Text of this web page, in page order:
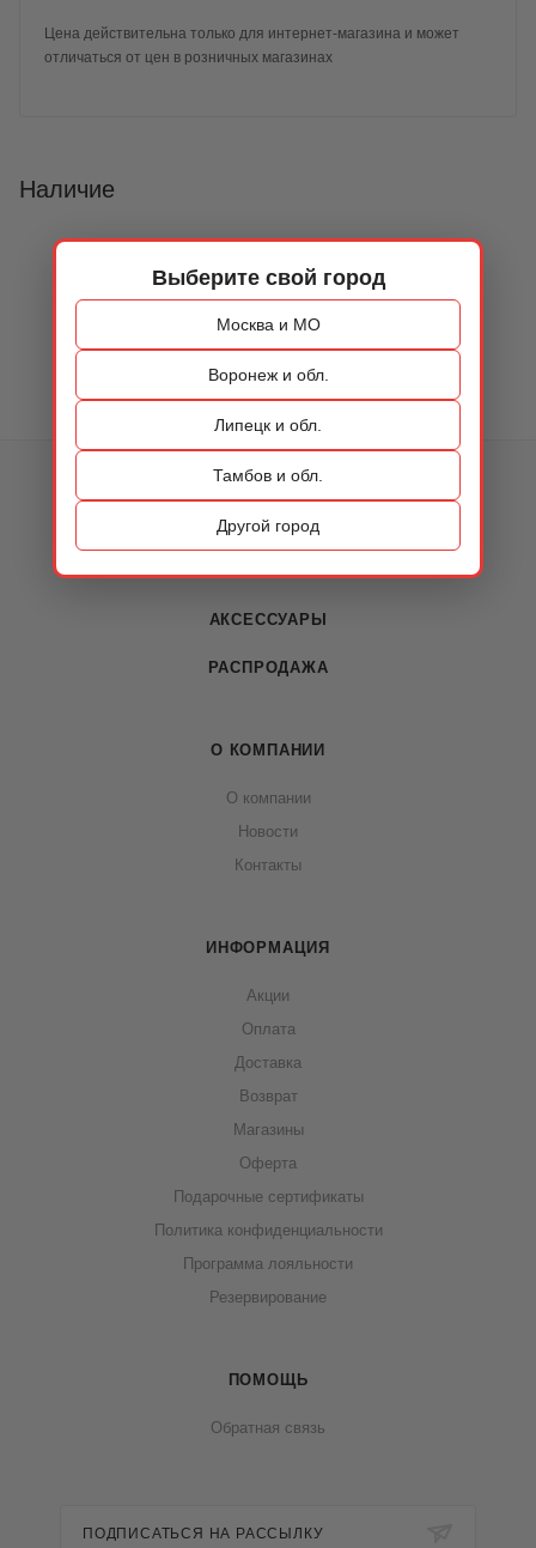
Выберите свой город
Москва и МО
Воронеж и обл.
Липецк и обл.
Тамбов и обл.
Другой город
Цена действительна только для интернет-магазина и может
отличаться от цен в розничных магазинах
Наличие
КАТАЛОГ
ОБУВЬ
СУМКИ
АКСЕССУАРЫ
РАСПРОДАЖА
О КОМПАНИИ
О компании
Новости
Контакты
ИНФОРМАЦИЯ
Акции
Оплата
Доставка
Возврат
Магазины
Оферта
Подарочные сертификаты
Политика конфиденциальности
Программа лояльности
Резервирование
ПОМОЩЬ
Обратная связь
ПОДПИСАТЬСЯ НА РАССЫЛКУ